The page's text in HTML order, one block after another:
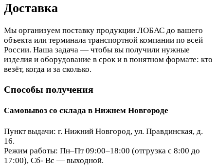
Доставка
Мы организуем поставку продукции ЛОБАС до вашего
объекта или терминала транспортной компании по всей
России. Наша задача — чтобы вы получили нужные
изделия и оборудование в срок и в понятном формате: кто
везёт, когда и за сколько.
Способы получения
Самовывоз со склада в Нижнем Новгороде
Пункт выдачи: г. Нижний Новгород, ул. Правдинская, д.
16.
Режим работы: Пн–Пт 09:00–18:00 (отгрузка с 8:00 до
17:00), Сб- Вс — выходной.